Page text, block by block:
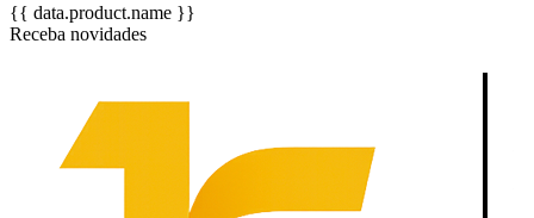
{{ data.product.name }}
Receba novidades